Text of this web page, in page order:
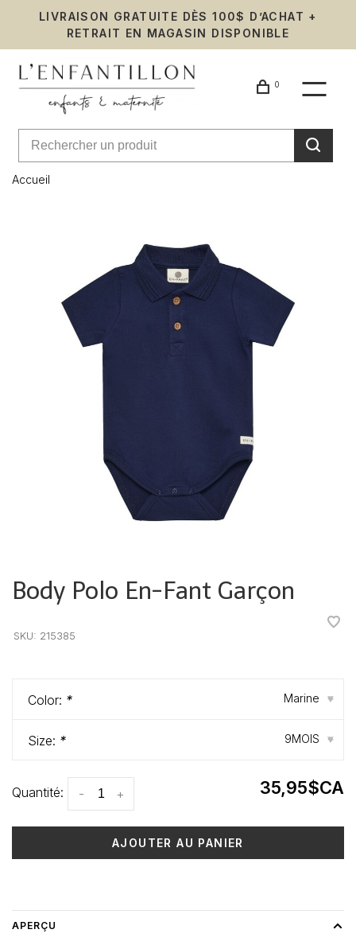
LIVRAISON GRATUITE DÈS 100$ D’ACHAT +
RETRAIT EN MAGASIN DISPONIBLE
0
Accueil
Body Polo En-Fant Garçon
SKU: 215385
Color: * Marine ▾
Size: * 9MOIS ▾
Quantité: +
- 35,95$CA
AJOUTER AU PANIER
APERÇU